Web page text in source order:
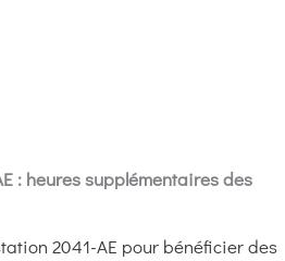
: heures supplémentaires des
2041-AE pour bénéficier des